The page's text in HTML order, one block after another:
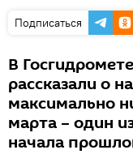
Подписаться
В
рассказали о
максимально
марта – один
начала